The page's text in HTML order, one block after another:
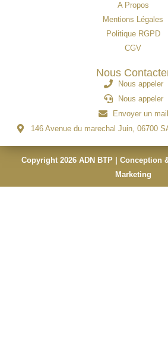
A Propos
Mentions Légales
Politique RGPD
CGV
Nous
Nous appeler
Nous appeler
Envoyer un mail
146 Avenue du marechal Juin, 06700
Copyright 2026 ADN BTP | Conception
Marketing